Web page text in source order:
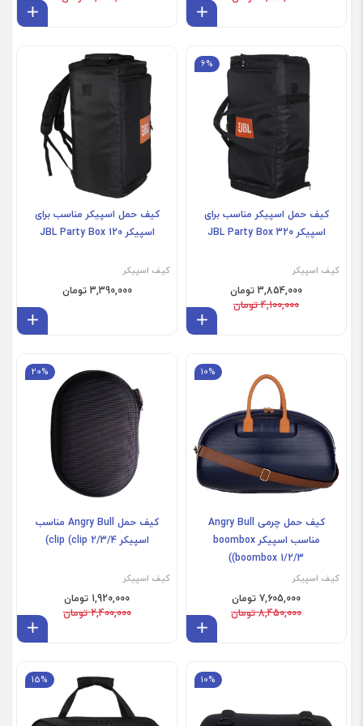
6%
کیف حمل اسپیکر مناسب برای
اسپیکر JBL Party Box 320
کیف اسپیکر
3,854,000 تومان
4,100,000 تومان
کیف حمل اسپیکر مناسب برای
اسپیکر JBL Party Box 120
کیف اسپیکر
3,390,000 تومان
10%
کیف حمل چرمی Angry Bull
مناسب اسپیکر boombox
(boombox 1/2/3)
کیف اسپیکر
7,605,000 تومان
8,450,000 تومان
JBL clip 2/3/4
20%
کیف حمل Angry Bull مناسب
اسپیکر clip (clip 2/3/4)
کیف اسپیکر
1,920,000 تومان
2,400,000 تومان
10%
Harman Sound Stick 3/4
15%